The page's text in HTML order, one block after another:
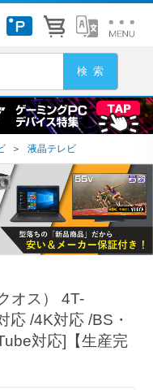
＞ 液晶テレビ
オス） 4T-
応 /4K対応 /BS・
対応]【生産完